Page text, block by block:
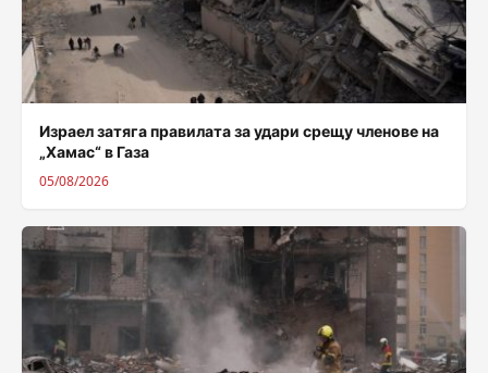
Израел затяга правилата за удари срещу членове на
„Хамас“ в Газа
05/08/2026